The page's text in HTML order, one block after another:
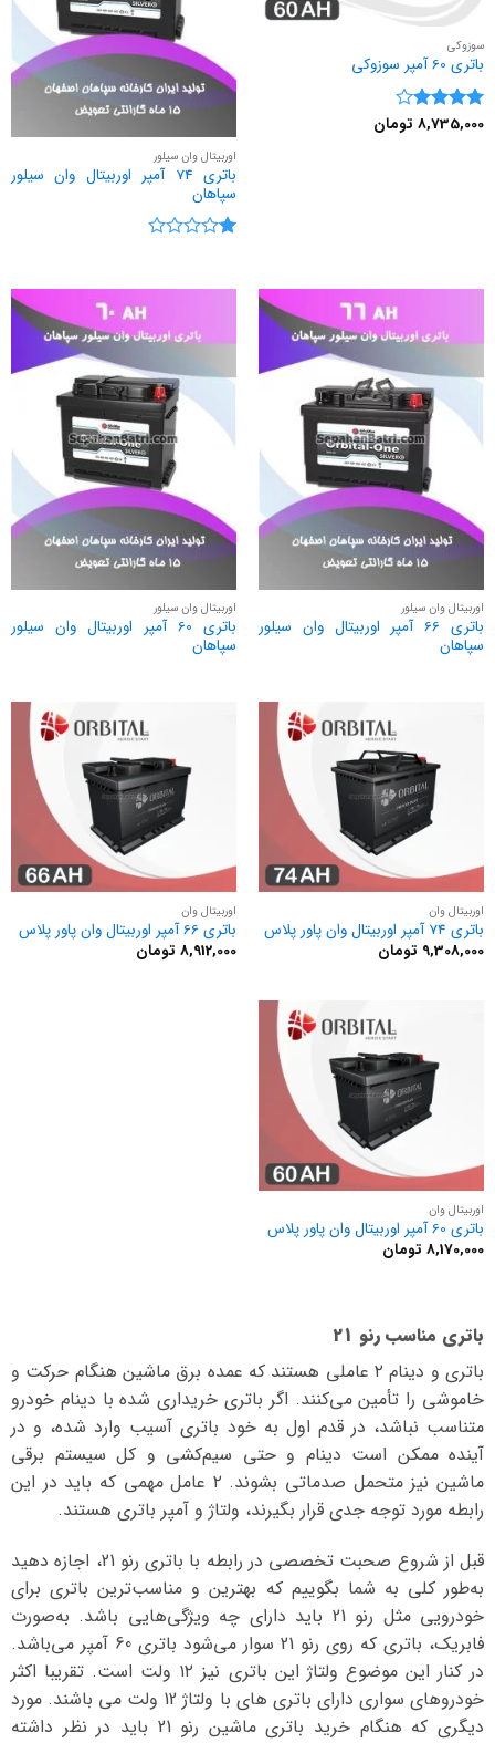
سوزوکی
باتری 60 آمپر سوزوکی
نمره4
8,735,000 تومان
اوربیتال وان سیلور
باتری 74 آمپر اوربیتال وان سیلور
سپاهان
از
اوربیتال وان سیلور
باتری 66 آمپر اوربیتال وان سیلور
سپاهان
اوربیتال وان سیلور
باتری 60 آمپر اوربیتال وان سیلور
سپاهان
اوربیتال وان
باتری 74 آمپر اوربیتال وان پاور پلاس
9,308,000 تومان
اوربیتال وان
باتری 66 آمپر اوربیتال وان پاور پلاس
8,912,000 تومان
اوربیتال وان
باتری 60 آمپر اوربیتال وان پاور پلاس
8,170,000 تومان
باتری مناسب رنو 21
باتری و دینام ۲ عاملی هستند که عمده برق ماشین هنگام حرکت و
خاموشی را تأمین می‌کنند. اگر باتری خریداری شده با دینام خودرو
متناسب نباشد، در قدم اول به خود باتری آسیب وارد شده، و در
آینده ممکن است دینام و حتی سیم‌کشی و کل سیستم برقی
ماشین نیز متحمل صدماتی بشوند. ۲ عامل مهمی که باید در این
رابطه مورد توجه جدی قرار بگیرند، ولتاژ و آمپر باتری هستند.
قبل از شروع صحبت تخصصی در رابطه با باتری رنو 21، اجازه دهید
به‌طور کلی به شما بگوییم که بهترین و مناسب‌ترین باتری برای
خودرویی مثل رنو 21 باید دارای چه ویژگی‌هایی باشد. به‌صورت
فابریک، باتری که روی رنو 21 سوار می‌شود باتری 60 آمپر می‌باشد.
در کنار این موضوع ولتاژ این باتری نیز ۱۲ ولت است. تقریبا اکثر
خودروهای سواری دارای باتری های با ولتاژ 12 ولت می باشند. مورد
دیگری که هنگام خرید باتری ماشین رنو 21 باید در نظر داشته